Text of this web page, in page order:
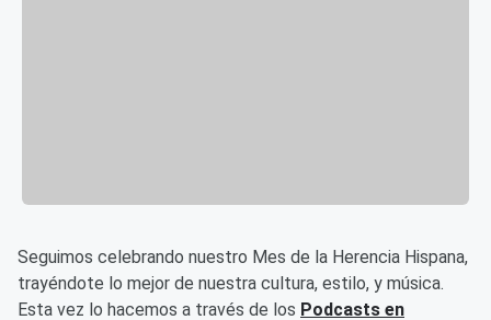
Seguimos celebrando nuestro Mes de la Herencia Hispana,
trayéndote lo mejor de nuestra cultura, estilo, y música.
Esta vez lo hacemos a través de los Podcasts en